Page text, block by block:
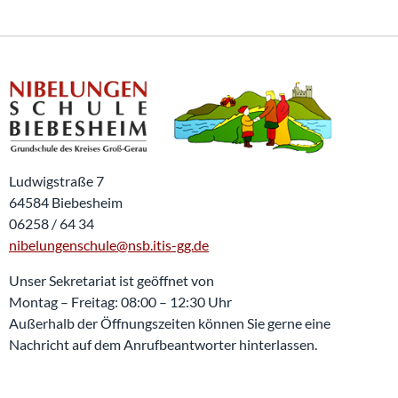
Ludwigstraße 7
64584 Biebesheim
06258 / 64 34
nibelungenschule@nsb.itis-gg.de
Unser Sekretariat ist geöffnet von
Montag – Freitag: 08:00 – 12:30 Uhr
Außerhalb der Öffnungszeiten können Sie gerne eine
Nachricht auf dem Anrufbeantworter hinterlassen.